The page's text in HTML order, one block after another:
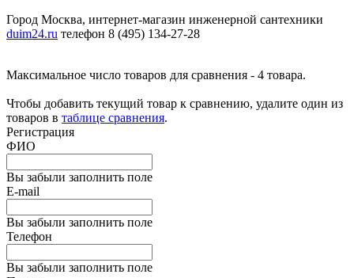
Город Москва, интернет-магазин инженерной сантехники
duim24.ru телефон 8 (495) 134-27-28
Максимальное число товаров для сравнения - 4 товара.
Чтобы добавить текущий товар к сравнению, удалите один из
товаров в таблице сравнения.
Регистрация
ФИО
Вы забыли заполнить поле
E-mail
Вы забыли заполнить поле
Телефон
Вы забыли заполнить поле